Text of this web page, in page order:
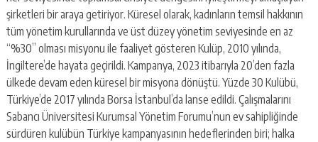
şirketleri bir araya getiriyor. Küresel olarak, kadınların temsil hakkının
tüm yönetim kurullarında ve üst düzey yönetim seviyesinde en az
“%30” olması misyonu ile faaliyet gösteren Kulüp, 2010 yılında,
İngiltere’de hayata geçirildi. Kampanya, 2023 itibarıyla 20’den fazla
ülkede devam eden küresel bir misyona dönüştü. Yüzde 30 Kulübü,
Türkiye’de 2017 yılında Borsa İstanbul’da lanse edildi. Çalışmalarını
Sabancı Üniversitesi Kurumsal Yönetim Forumu’nun ev sahipliğinde
sürdüren kulübün Türkiye kampanyasının hedeflerinden biri; halka